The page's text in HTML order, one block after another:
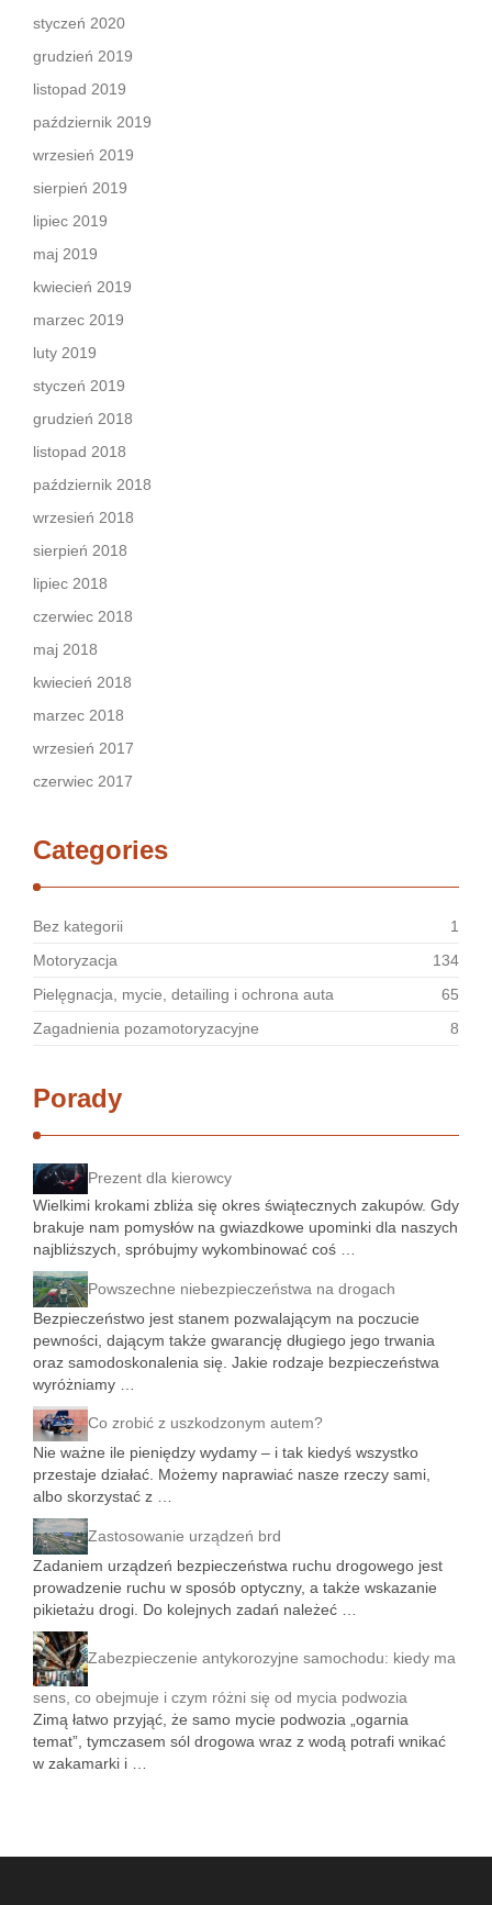
styczeń 2020
grudzień 2019
listopad 2019
październik 2019
wrzesień 2019
sierpień 2019
lipiec 2019
maj 2019
kwiecień 2019
marzec 2019
luty 2019
styczeń 2019
grudzień 2018
listopad 2018
październik 2018
wrzesień 2018
sierpień 2018
lipiec 2018
czerwiec 2018
maj 2018
kwiecień 2018
marzec 2018
wrzesień 2017
czerwiec 2017
Categories
Bez kategorii
1
Motoryzacja
134
Pielęgnacja, mycie, detailing i ochrona auta
65
Zagadnienia pozamotoryzacyjne
8
Porady
Prezent dla kierowcy
Wielkimi krokami zbliża się okres świątecznych zakupów. Gdy
brakuje nam pomysłów na gwiazdkowe upominki dla naszych
najbliższych, spróbujmy wykombinować coś …
Powszechne niebezpieczeństwa na drogach
Bezpieczeństwo jest stanem pozwalającym na poczucie
pewności, dającym także gwarancję długiego jego trwania
oraz samodoskonalenia się. Jakie rodzaje bezpieczeństwa
wyróżniamy …
Co zrobić z uszkodzonym autem?
Nie ważne ile pieniędzy wydamy – i tak kiedyś wszystko
przestaje działać. Możemy naprawiać nasze rzeczy sami,
albo skorzystać z …
Zastosowanie urządzeń brd
Zadaniem urządzeń bezpieczeństwa ruchu drogowego jest
prowadzenie ruchu w sposób optyczny, a także wskazanie
pikietażu drogi. Do kolejnych zadań należeć …
Zabezpieczenie antykorozyjne samochodu: kiedy ma
sens, co obejmuje i czym różni się od mycia podwozia
Zimą łatwo przyjąć, że samo mycie podwozia „ogarnia
temat”, tymczasem sól drogowa wraz z wodą potrafi wnikać
w zakamarki i …